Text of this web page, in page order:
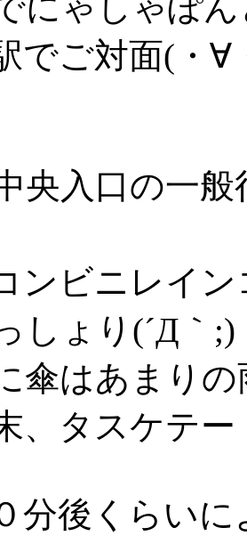
でご対面(・∀
央入口の一
ンビニレイ
しょり(´Д｀;)
傘はあまり
、タスケテー
分後くらい